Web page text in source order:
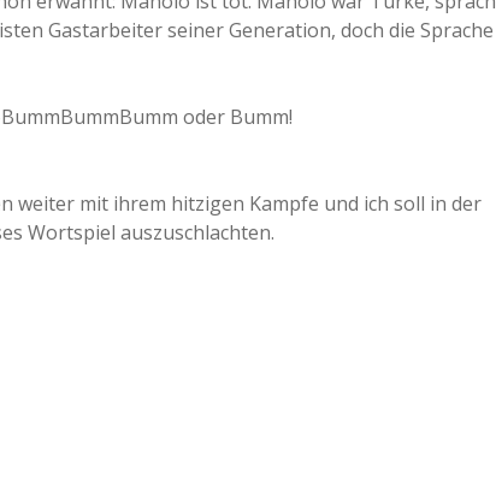
Gastarbeiter seiner Generation, doch die Sprache
oder Bumm!
weiter mit ihrem hitzigen Kampfe und ich soll in der
Wortspiel auszuschlachten.